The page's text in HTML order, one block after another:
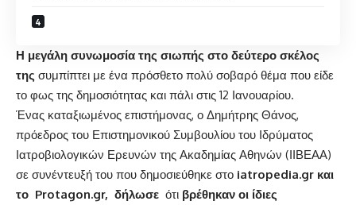
Η μεγάλη συνωμοσία της σιωπής στο δεύτερο σκέλος
της συμπίπτει με ένα πρόσθετο πολύ σοβαρό θέμα που είδε
το φως της δημοσιότητας και πάλι στις 12 Ιανουαρίου.
Ένας καταξιωμένος επιστήμονας, ο Δημήτρης Θάνος,
πρόεδρος του Επιστημονικού Συμβουλίου του Ιδρύματος
Ιατροβιολογικών Ερευνών της Ακαδημίας Αθηνών (ΙΙΒΕΑΑ)
σε συνέντευξή του που δημοσιεύθηκε στο iatropedia.gr και
το Protagon.gr, δήλωσε ότι βρέθηκαν οι ίδιες